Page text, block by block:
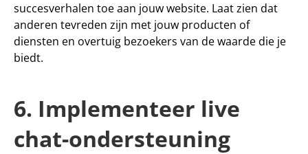
succesverhalen toe aan jouw website. Laat zien dat
anderen tevreden zijn met jouw producten of
diensten en overtuig bezoekers van de waarde die je
biedt.
6. Implementeer live
chat-ondersteuning